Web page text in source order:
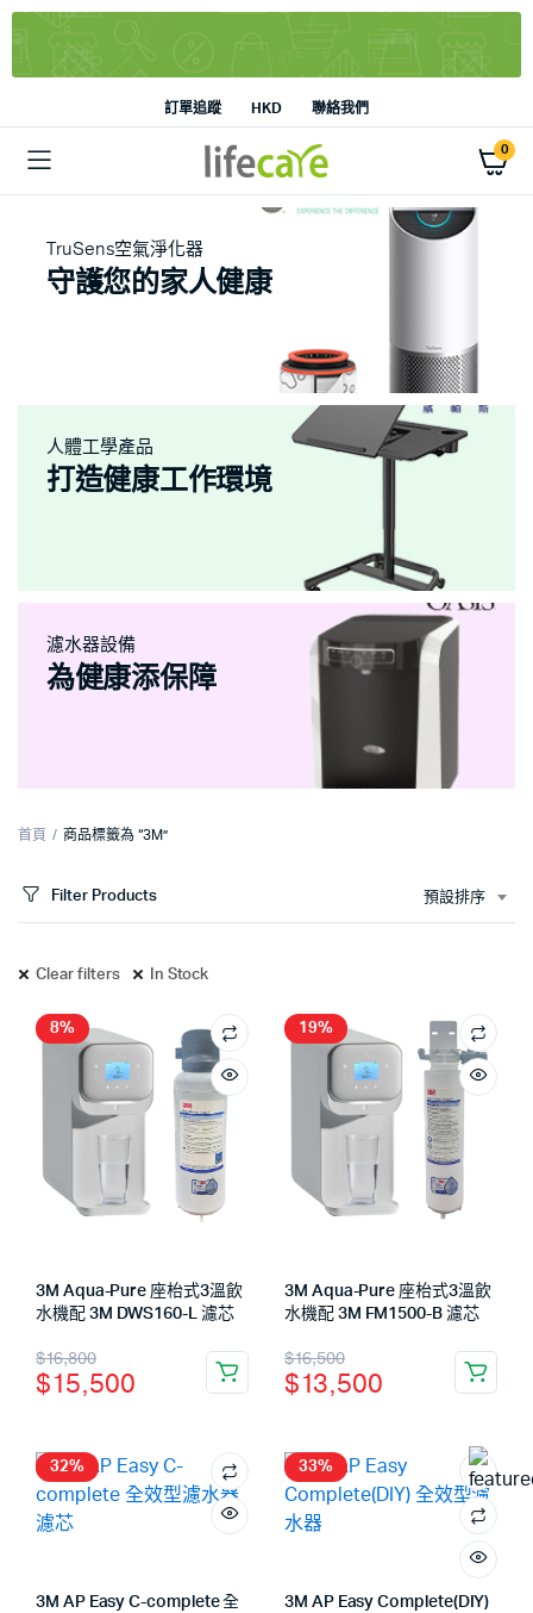
訂單追蹤 HKD 聯絡我們
0
TruSens空氣淨化器
守護您的家人健康
人體工學產品
打造健康工作環境
濾水器設備
為健康添保障
首頁 商品標籤為 “3M”
Filter Products 預設排序
Clear filters In Stock
8%
3M Aqua-Pure 座枱式3溫飲
水機配 3M DWS160-L 濾芯
$16,800
$15,500
19%
3M Aqua-Pure 座枱式3溫飲
水機配 3M FM1500-B 濾芯
$16,500
$13,500
32%
3M AP Easy C-complete 全
33%
3M AP Easy Complete(DIY)